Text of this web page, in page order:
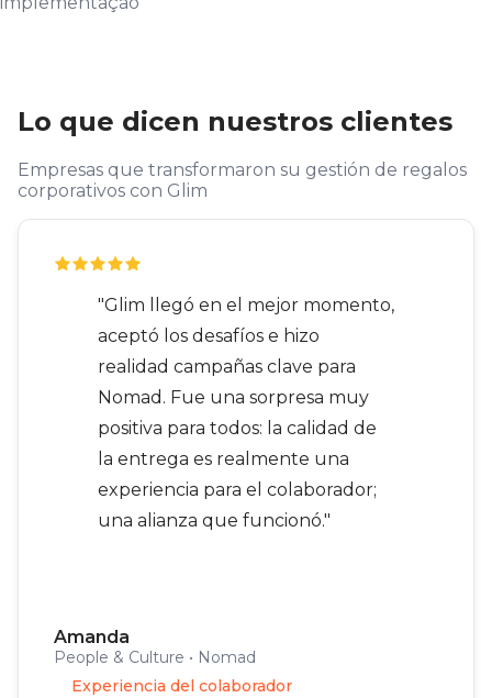
Lo que dicen nuestros clientes
Empresas que transformaron su gestión de regalos
corporativos con Glim
"Glim llegó en el mejor momento,
aceptó los desafíos e hizo
realidad campañas clave para
Nomad. Fue una sorpresa muy
positiva para todos: la calidad de
la entrega es realmente una
experiencia para el colaborador;
una alianza que funcionó."
Amanda
People & Culture • Nomad
Experiencia del colaborador